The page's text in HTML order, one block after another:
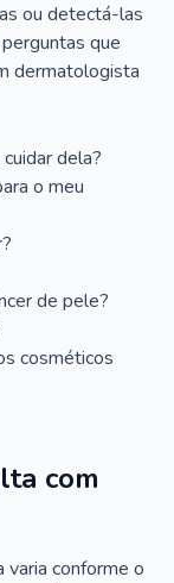
ou detectá-las
que
dermatologista
dela?
o meu
de pele?
cosméticos
com
conforme o